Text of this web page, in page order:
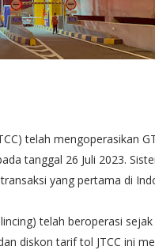
telah mengoperasikan
tanggal 26 Juli 2023.
yang pertama di
telah beroperasi
diskon tarif tol JTCC ini